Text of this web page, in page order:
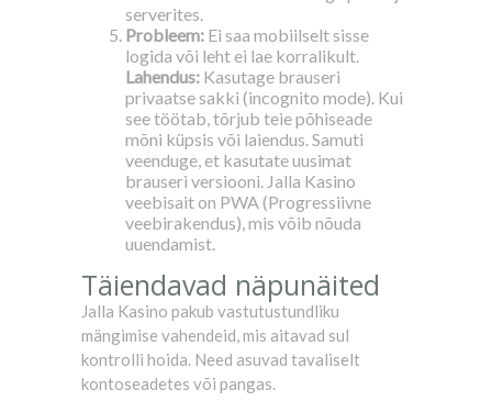
serverites.
Probleem: Ei saa mobiilselt sisse
logida või leht ei lae korralikult.
Lahendus: Kasutage brauseri
privaatse sakki (incognito mode). Kui
see töötab, tõrjub teie põhiseade
mõni küpsis või laiendus. Samuti
veenduge, et kasutate uusimat
brauseri versiooni. Jalla Kasino
veebisait on PWA (Progressiivne
veebirakendus), mis võib nõuda
uuendamist.
Täiendavad näpunäited
Jalla Kasino pakub vastutustundliku
mängimise vahendeid, mis aitavad sul
kontrolli hoida. Need asuvad tavaliselt
kontoseadetes või pangas.